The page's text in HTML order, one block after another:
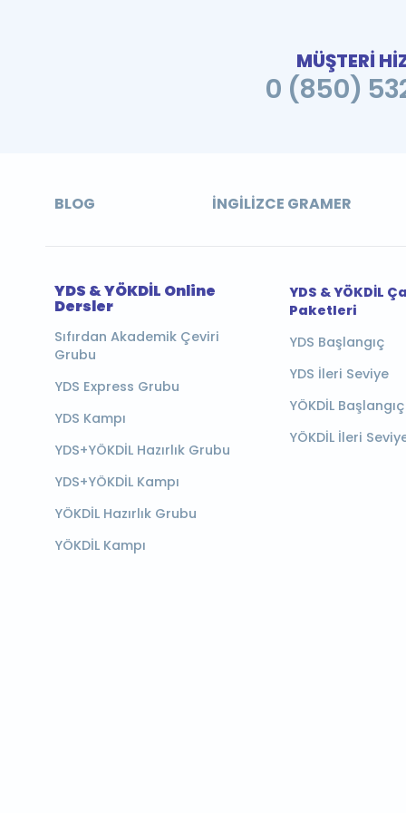
MÜŞTERİ
0 (850)
BLOG İNGILIZCE GRAMER
YDS & YÖKDİL Online
Dersler
Sıfırdan Akademik Çeviri
Grubu
YDS Express Grubu
YDS Kampı
YDS+YÖKDİL Hazırlık Grubu
YDS+YÖKDİL Kampı
YÖKDİL Hazırlık Grubu
YÖKDİL Kampı
YDS & YÖKDİL
Paketleri
YDS Başlangıç
YDS İleri Seviye
YÖKDİL Başlangıç
YÖKDİL İleri